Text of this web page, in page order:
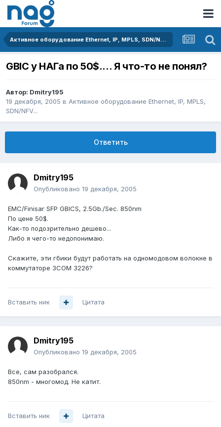
Активное оборудование Ethernet, IP, MPLS, SDN/NFV...
GBIC у НАГа по 50$.... Я что-то не понял?
Автор: Dmitry195
19 декабря, 2005 в Активное оборудование Ethernet, IP, MPLS,
SDN/NFV...
Ответить
Dmitry195
Опубликовано 19 декабря, 2005
EMC/Finisar SFP GBICS, 2.5Gb./Sec. 850nm
По цене 50$.
Как-то подозрительно дешево...
Либо я чего-то недопонимаю.
Скажите, эти гбики будут работать на одномодовом волокне в
коммутаторе 3COM 3226?
Вставить ник Цитата
Dmitry195
Опубликовано 19 декабря, 2005
Все, сам разобрался.
850nm - многомод. Не катит.
Вставить ник Цитата